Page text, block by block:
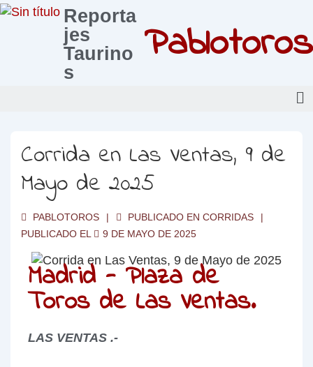
Reporta
jes
Taurino
s
Pablotoros
Corrida en Las Ventas, 9 de
Mayo de 2025
PABLOTOROS PUBLICADO EN CORRIDAS
PUBLICADO EL
9 DE MAYO DE 2025
Madrid - Plaza de
Toros de Las Ventas.
LAS VENTAS .-